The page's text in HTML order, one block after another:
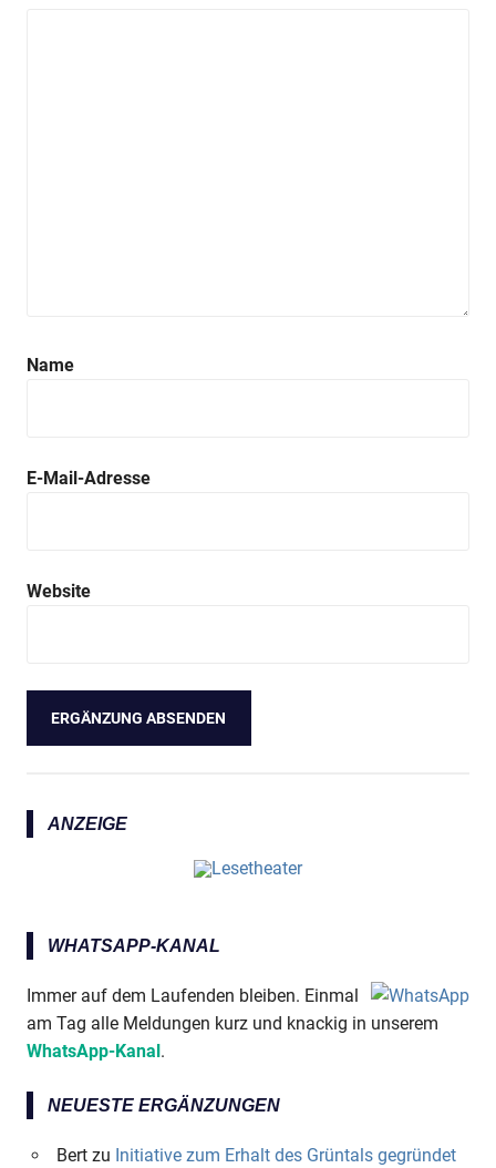
Name
E-Mail-Adresse
Website
ANZEIGE
WHATSAPP-KANAL
Immer auf dem Laufenden bleiben. Einmal
am Tag alle Meldungen kurz und knackig in unserem
WhatsApp-Kanal.
NEUESTE ERGÄNZUNGEN
Bertzu Initiative zum Erhalt des Grüntals gegründet